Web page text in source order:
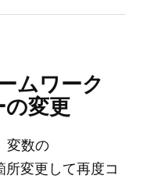
ムワーク
変更
変数の
所変更して再度コ